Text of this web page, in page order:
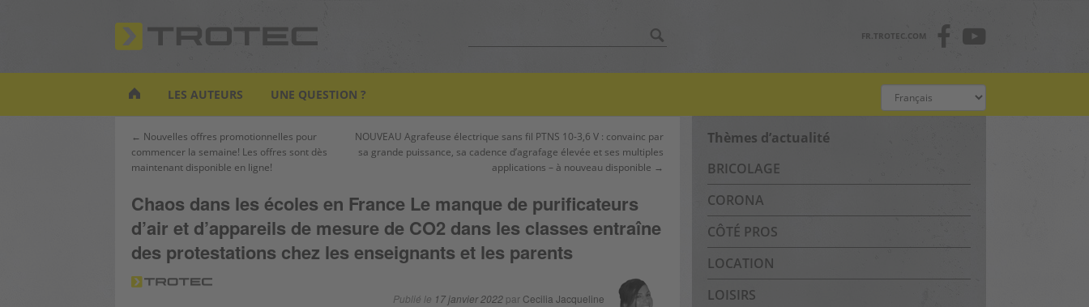
m
FR.TROTEC.COM
LES AUTEURS UNE QUESTION ?
Navigation
de
l’article
← Nouvelles offres promotionnelles pour
commencer la semaine! Les offres sont dès
maintenant disponible en ligne!
NOUVEAU Agrafeuse électrique sans fil PTNS 10-3,6 V : convainc par
sa grande puissance, sa cadence d’agrafage élevée et ses multiples
applications – à nouveau disponible →
Chaos dans les écoles en France Le manque de purificateurs
d’air et d’appareils de mesure de CO2 dans les classes entraîne
des protestations chez les enseignants et les parents
Publié le 17 janvier 2022par Cecilia Jacqueline
Thèmes d’actualité
BRICOLAGE
CORONA
CÔTÉ PROS
LOCATION
LOISIRS